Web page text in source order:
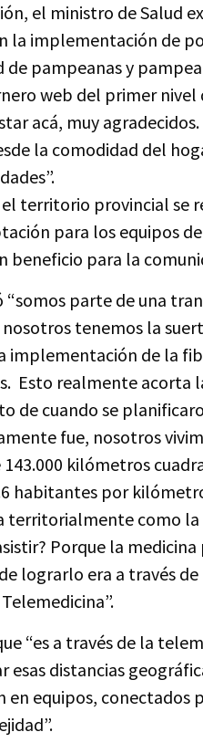
el ministro de Salud
la implementación de
pampeanas y
web del primer
acá, muy
la comodidad del
territorio provincial se
para los equipos
beneficio para la
parte de una
tenemos la
implementación de la
Esto realmente acorta
de cuando se
fue, nosotros
kilómetros
habitantes por
territorialmente como
Porque la
lograrlo era a través
“es a través de la
distancias
en equipos,